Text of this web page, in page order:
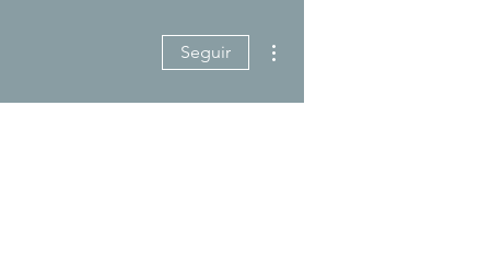
Seguir